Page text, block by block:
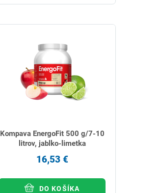
Kompava EnergoFit 500 g/7-10
litrov, jablko-limetka
16,53 €
DO KOŠÍKA